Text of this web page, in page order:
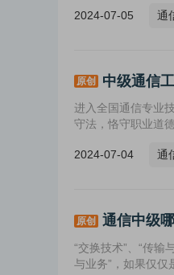
2024-07-05 通
原创 中级通信
进入全国通信专业
守法，恪守职业道
2024-07-04 通
原创 通信中级
“交换技术”、“传输
与业务”，如果仅